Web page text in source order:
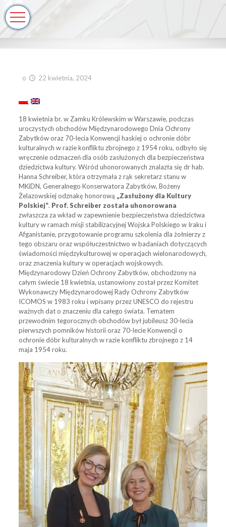
o 22 kwietnia, 2024
18 kwietnia br. w Zamku Królewskim w Warszawie, podczas
uroczystych obchodów Międzynarodowego Dnia Ochrony
Zabytków oraz 70-lecia Konwencji haskiej o ochronie dóbr
kulturalnych w razie konfliktu zbrojnego z 1954 roku, odbyło się
wręczenie odznaczeń dla osób zasłużonych dla bezpieczeństwa
dziedzictwa kultury. Wśród uhonorowanych znalazła się dr hab.
Hanna Schreiber, która otrzymała z rąk sekretarz stanu w
MKiDN, Generalnego Konserwatora Zabytków, Bożeny
Żelazowskiej odznakę honorową „Zasłużony dla Kultury
Polskiej”. Prof. Schreiber została uhonorowana
zwłaszcza za wkład w zapewnienie bezpieczeństwa dziedzictwa
kultury w ramach misji stabilizacyjnej Wojska Polskiego w Iraku i
Afganistanie, przygotowanie programu szkolenia dla żołnierzy z
tego obszaru oraz współuczestnictwo w badaniach dotyczących
świadomości międzykulturowej w operacjach wielonarodowych,
oraz znaczenia kultury w operacjach wojskowych.
Międzynarodowy Dzień Ochrony Zabytków, obchodzony na
całym świecie 18 kwietnia, ustanowiony został przez Komitet
Wykonawczy Międzynarodowej Rady Ochrony Zabytków
ICOMOS w 1983 roku i wpisany przez UNESCO do rejestru
ważnych dat o znaczeniu dla całego świata. Tematem
przewodnim tegorocznych obchodów był jubileusz 30-lecia
pierwszych pomników historii oraz 70-lecie Konwencji o
ochronie dóbr kulturalnych w razie konfliktu zbrojnego z 14
maja 1954 roku.